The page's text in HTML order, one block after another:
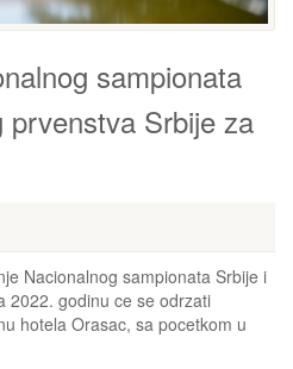
sampionata
Srbije za
Nacionalnog sampionata Srbije i
2022. godinu ce se odrzati
hotela Orasac, sa pocetkom u